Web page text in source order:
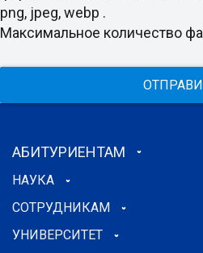
png, jpeg, webp .
Максимальное количество
АБИТУРИЕНТАМ
НАУКА
СОТРУДНИКАМ
УНИВЕРСИТЕТ